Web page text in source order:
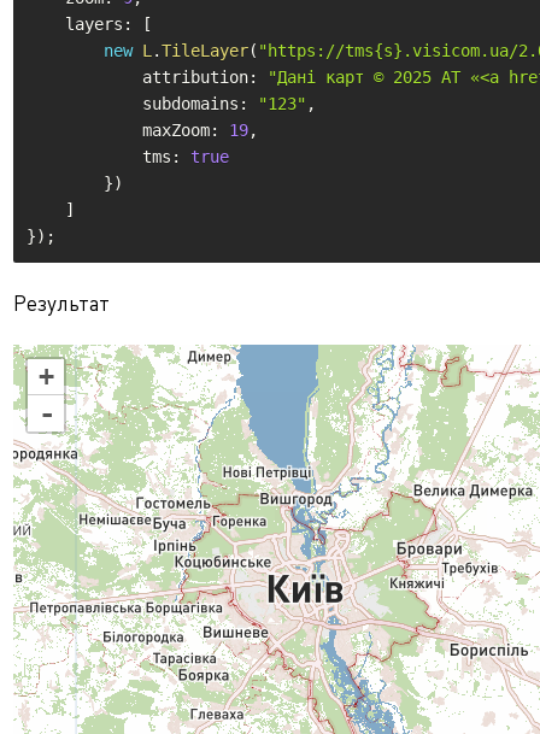
    layers
:
[
new L .TileLayer( "https://tms{s}.visicom.ua/
            attribution
:
"Дані карт © 2025 АТ «<a
            subdomains
: "123" ,
            maxZoom
: 19,
            tms
:
true
})
]
}) ;
Результат
+
-